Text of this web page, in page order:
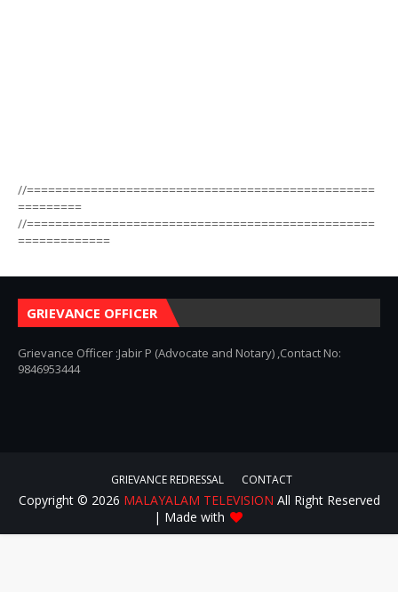
//=================================================
=========
//=================================================
=============
GRIEVANCE OFFICER
Grievance Officer :Jabir P (Advocate and Notary) ,Contact No:
9846953444
GRIEVANCE REDRESSAL CONTACT
Copyright © 2026 MALAYALAM TELEVISION All Right Reserved
| Made with